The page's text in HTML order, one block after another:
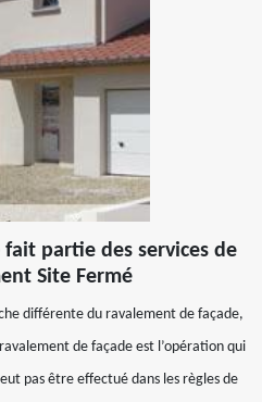
fait partie des services de
Site Fermé
différente du ravalement de façade,
de façade est l’opération qui
pas être effectué dans les règles de